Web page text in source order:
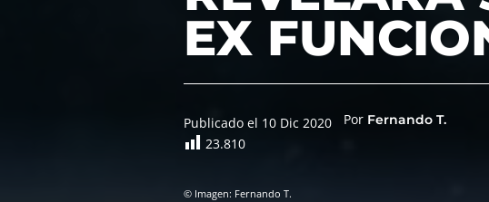
EX
Publicado el 10 Dic 2020 Por Fernando T.
23.810
© Imagen: Fernando T.